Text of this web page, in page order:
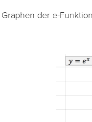
der e-Funktion